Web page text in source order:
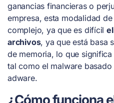
ganancias financieras o
empresa, esta modalidad
complejo, ya que es difícil
archivos, ya que está basa
de memoria, lo que
tal como el malware
adware.
¿Cómo funciona